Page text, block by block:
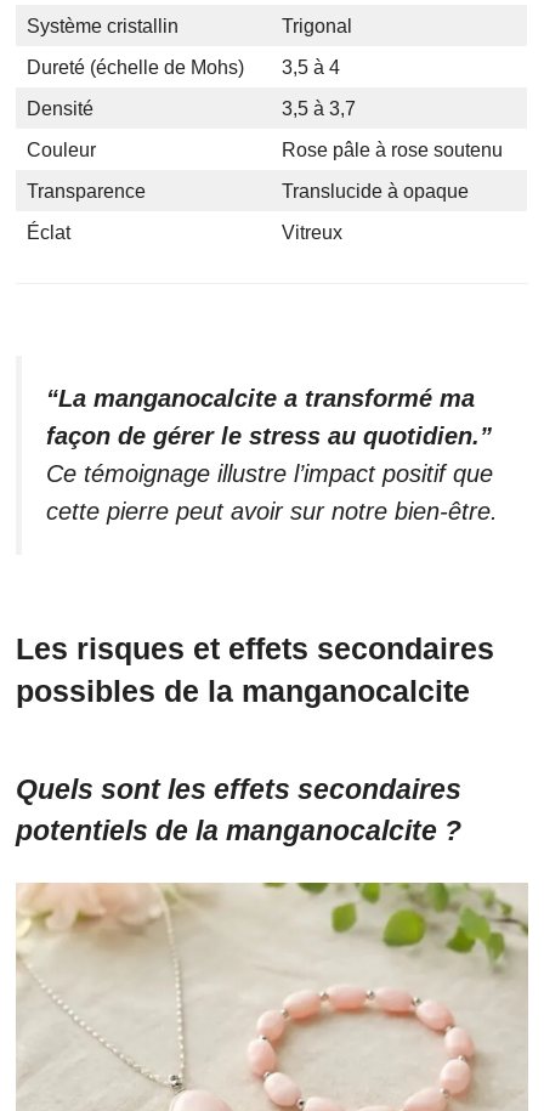
Système cristallin
Trigonal
Dureté (échelle de Mohs)
3,5 à 4
Densité
3,5 à 3,7
Couleur
Rose pâle à rose soutenu
Transparence
Translucide à opaque
Éclat
Vitreux
“La manganocalcite a transformé ma
façon de gérer le stress au quotidien.”
Ce témoignage illustre l’impact positif que
cette pierre peut avoir sur notre bien-être.
Les risques et effets secondaires
possibles de la manganocalcite
Quels sont les effets secondaires
potentiels de la manganocalcite ?